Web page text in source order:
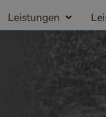
Leistungen